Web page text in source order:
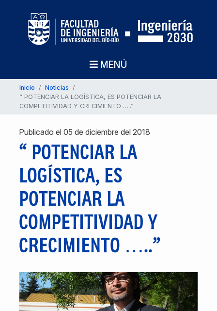
MENÚ
Inicio / Noticias
/
“ POTENCIAR LA LOGÍSTICA, ES POTENCIAR LA
COMPETITIVIDAD Y CRECIMIENTO …..”
Publicado el 05 de diciembre del 2018
“ POTENCIAR LA
LOGÍSTICA, ES
POTENCIAR LA
COMPETITIVIDAD Y
CRECIMIENTO …..”